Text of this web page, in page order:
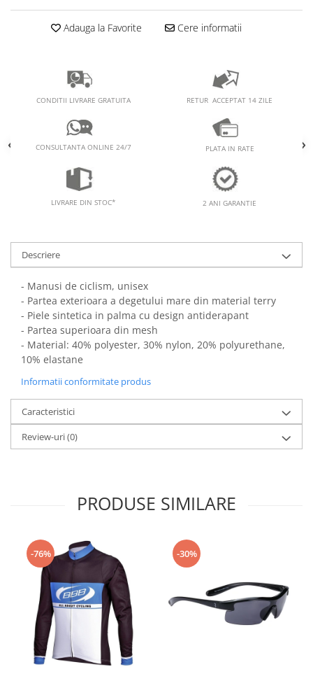
Adauga la Favorite Cere informatii
CONDITII LIVRARE GRATUITA RETUR ACCEPTAT 14 ZILE
CONSULTANTA ONLINE 24/7 PLATA IN RATE
LIVRARE DIN STOC* 2 ANI GARANTIE
Descriere
- Manusi de ciclism, unisex
- Partea exterioara a degetului mare din material terry
- Piele sintetica in palma cu design antiderapant
- Partea superioara din mesh
- Material: 40% polyester, 30% nylon, 20% polyurethane,
10% elastane
Informatii conformitate produs
Caracteristici
Review-uri(0)
PRODUSE SIMILARE
-76% -30%